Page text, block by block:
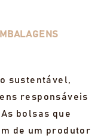
sustentável,
responsáveis
bolsas que
de um produtor